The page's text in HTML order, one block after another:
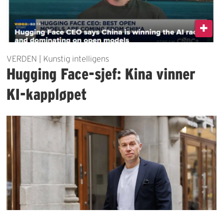
VERDEN | Kunstig intelligens
Hugging Face-sjef: Kina vinner
KI-kappløpet